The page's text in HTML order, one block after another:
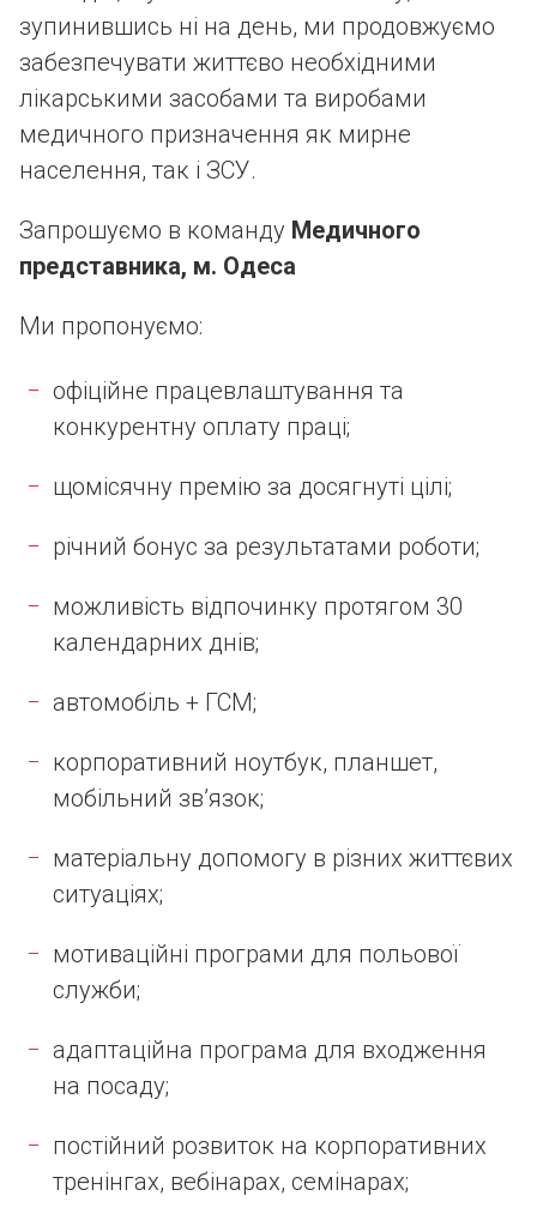
зупинившись ні на день, ми продовжуємо
забезпечувати життєво необхідними
лікарськими засобами та виробами
медичного призначення як мирне
населення, так і ЗСУ.
Запрошуємо в команду Медичного
представника, м. Одеса
Ми пропонуємо:
офіційне працевлаштування та
конкурентну оплату праці;
щомісячну премію за досягнуті цілі;
річний бонус за результатами роботи;
можливість відпочинку протягом 30
календарних днів;
автомобіль + ГСМ;
корпоративний ноутбук, планшет,
мобільний зв’язок;
матеріальну допомогу в різних життєвих
ситуаціях;
мотиваційні програми для польової
служби;
адаптаційна програма для входження
на посаду;
постійний розвиток на корпоративних
тренінгах, вебінарах, семінарах;